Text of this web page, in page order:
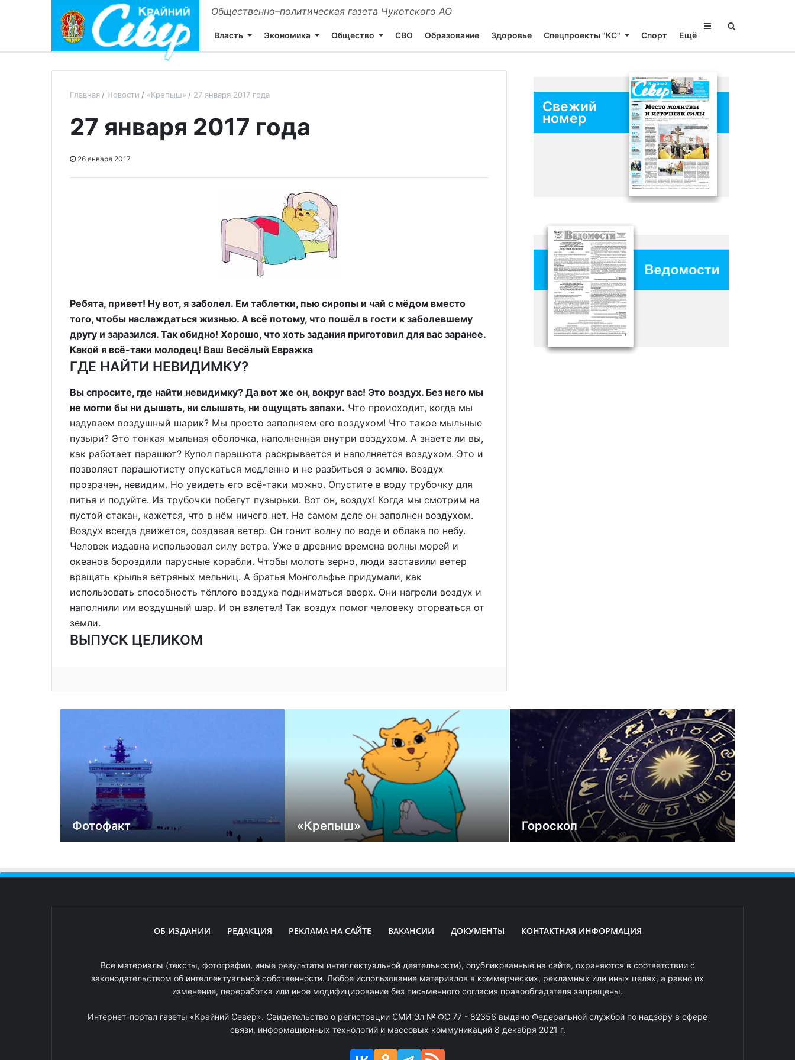
Общественно–политическая газета Чукотского АО
Власть Экономика Общество СВО Образование Здоровье Спецпроекты "КС" Спорт Ещё
Главная Новости «Крепыш» 27 января 2017 года
27 января 2017 года
26 января 2017
Ребята, привет! Ну вот, я заболел. Ем таблетки, пью сиропы и чай с мёдом вместо
того, чтобы наслаждаться жизнью. А всё потому, что пошёл в гости к заболевшему
другу и заразился. Так обидно! Хорошо, что хоть задания приготовил для вас заранее.
Какой я всё-таки молодец! Ваш Весёлый Евражка
ГДЕ НАЙТИ НЕВИДИМКУ?
Вы спросите, где найти невидимку? Да вот же он, вокруг вас! Это воздух. Без него мы
не могли бы ни дышать, ни слышать, ни ощущать запахи. Что происходит, когда мы
надуваем воздушный шарик? Мы просто заполняем его воздухом! Что такое мыльные
пузыри? Это тонкая мыльная оболочка, наполненная внутри воздухом. А знаете ли вы,
как работает парашют? Купол парашюта раскрывается и наполняется воздухом. Это и
позволяет парашютисту опускаться медленно и не разбиться о землю. Воздух
прозрачен, невидим. Но увидеть его всё-таки можно. Опустите в воду трубочку для
питья и подуйте. Из трубочки побегут пузырьки. Вот он, воздух! Когда мы смотрим на
пустой стакан, кажется, что в нём ничего нет. На самом деле он заполнен воздухом.
Воздух всегда движется, создавая ветер. Он гонит волну по воде и облака по небу.
Человек издавна использовал силу ветра. Уже в древние времена волны морей и
океанов бороздили парусные корабли. Чтобы молоть зерно, люди заставили ветер
вращать крылья ветряных мельниц. А братья Монгольфье придумали, как
использовать способность тёплого воздуха подниматься вверх. Они нагрели воздух и
наполнили им воздушный шар. И он взлетел! Так воздух помог человеку оторваться от
земли.
ВЫПУСК ЦЕЛИКОМ
Свежий
номер
Фотофакт «Крепыш» Гороскоп
ОБ ИЗДАНИИ РЕДАКЦИЯ РЕКЛАМА НА САЙТЕ ВАКАНСИИ ДОКУМЕНТЫ КОНТАКТНАЯ ИНФОРМАЦИЯ
Все материалы (тексты, фотографии, иные результаты интеллектуальной деятельности), опубликованные на сайте, охраняются в соответствии с
законодательством об интеллектуальной собственности. Любое использование материалов в коммерческих, рекламных или иных целях, а равно их
изменение, переработка или иное модифицирование без письменного согласия правообладателя запрещены.
Интернет-портал газеты «Крайний Север». Свидетельство о регистрации СМИ Эл № ФС 77 - 82356 выдано Федеральной службой по надзору в сфере
связи, информационных технологий и массовых коммуникаций 8 декабря 2021 г.